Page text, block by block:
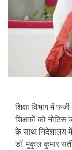
शिक्षा विभाग में
शिक्षकों को नोटिस
के साथ निदेशालय
डॉ. मुकुल कुमार